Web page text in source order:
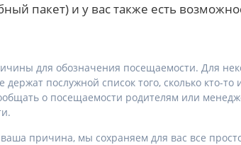
пакет) и у вас также есть
для обозначения посещаемости. Для
держат послужной список того, сколько кто-
о посещаемости родителям или
причина, мы сохраняем для вас все